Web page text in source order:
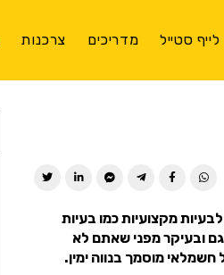
לייף סטייל מדריכים צרכנות
מקצועיות כמו בעיות
ובעיקר מפני שאתם לא
מוסמך בנווה ימין.